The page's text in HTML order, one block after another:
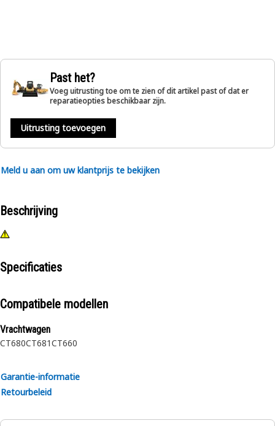
Past het?
Voeg uitrusting toe om te zien of dit artikel past of dat er
reparatieopties beschikbaar zijn.
Uitrusting toevoegen
Meld u aan om uw klantprijs te bekijken
Beschrijving
Specificaties
Compatibele modellen
Vrachtwagen
CT680CT681CT660
Garantie-informatie
Retourbeleid